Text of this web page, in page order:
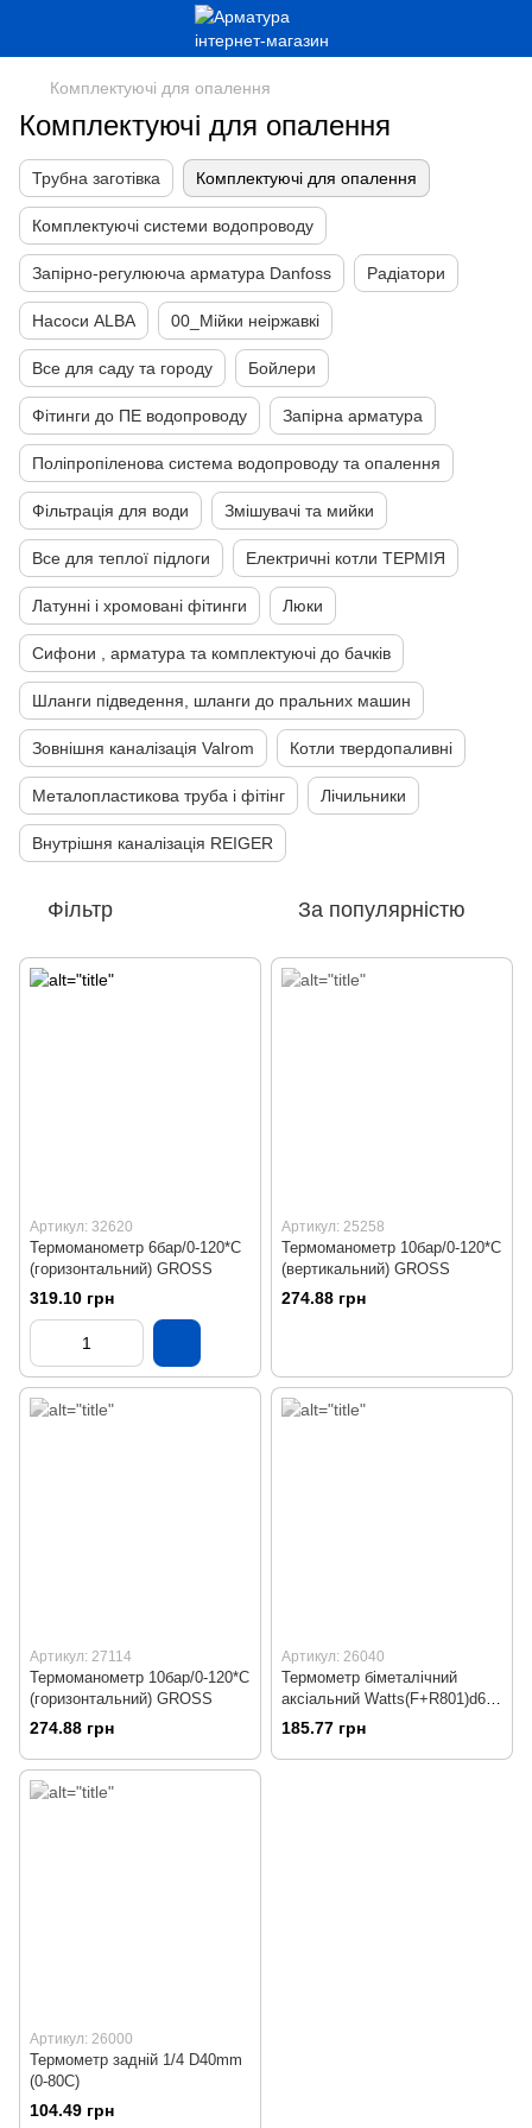
Комплектуючі для опалення
Комплектуючі для опалення
Трубна заготівка Комплектуючі для опалення
Комплектуючі системи водопроводу
Запірно-регулююча арматура Danfoss Радіатори
Насоси ALBA 00_Мійки неіржавкі
Все для саду та городу Бойлери
Фітинги до ПЕ водопроводу Запірна арматура
Поліпропіленова система водопроводу та опалення
Фільтрація для води Змішувачі та мийки
Все для теплої підлоги Електричні котли ТЕРМІЯ
Латунні і хромовані фітинги Люки
Сифони , арматура та комплектуючі до бачків
Шланги підведення, шланги до пральних машин
Зовнішня каналізація Valrom Котли твердопаливні
Металопластикова труба і фітінг Лічильники
Внутрішня каналізація REIGER
Фільтр За популярністю
Артикул: 32620
Термоманометр 6бар/0-120*С
(горизонтальний) GROSS
319.10 грн
Артикул: 25258
Термоманометр 10бар/0-120*С
(вертикальний) GROSS
274.88 грн
Артикул: 27114
Термоманометр 10бар/0-120*С
(горизонтальний) GROSS
274.88 грн
Артикул: 26040
Термометр біметалічний
аксіальний Watts(F+R801)d63
50mm 0-120C
185.77 грн
Артикул: 26000
Термометр задній 1/4 D40mm
(0-80С)
104.49 грн